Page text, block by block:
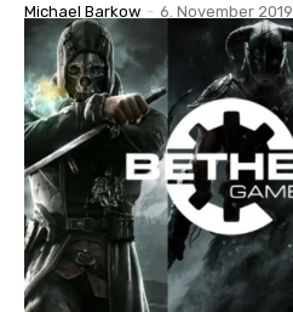
Michael Barkow - 6. November 2019